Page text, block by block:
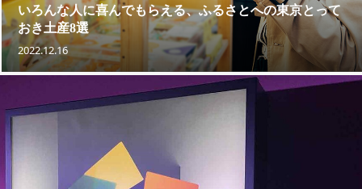
いろんな人に喜んでもらえる、ふるさとへの東京とって
おき土産8選
2022.12.16